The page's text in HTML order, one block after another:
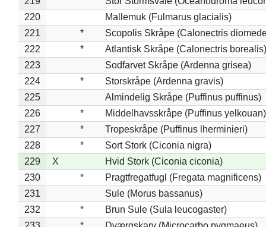
220
Mallemuk (Fulmarus glacialis)
221
*
Scopolis Skråpe (Calonectris
222
*
Atlantisk Skråpe (Calonectris borealis)
223
Sodfarvet Skråpe (Ardenna grisea)
224
*
Storskråpe (Ardenna gravis)
225
Almindelig Skråpe (Puffinus puffinus)
226
*
Middelhavsskråpe (Puffinus yelkouan)
227
*
Tropeskråpe (Puffinus lherminieri)
228
*
Sort Stork (Ciconia nigra)
229
X
Hvid Stork (Ciconia ciconia)
230
*
Pragtfregatfugl (Fregata magnificens)
231
Sule (Morus bassanus)
232
*
Brun Sule (Sula leucogaster)